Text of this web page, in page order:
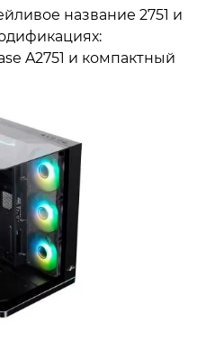
название 2751 и
A2751 и компактный